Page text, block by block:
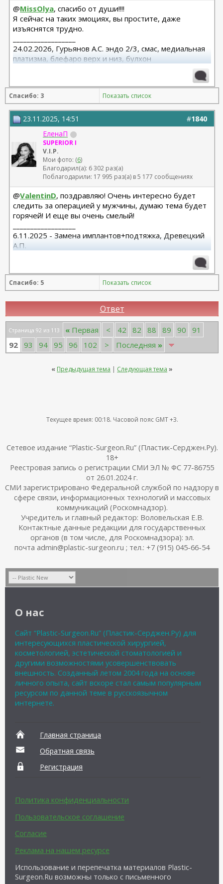
@MissOlya, спасибо от души!!!!
Я сейчас на таких эмоциях, вы простите, даже
изъяснятся трудно.
24.02.2026, Гурьянов А.С. эндо 2/3, смас, медиальная
платизма, блефаро верх и низ, булхон
08.2015, allergan 240, 255. Аврамович А.Г., Клиника СЛ
(молодости и красоты)
Спасибо: 3 Показать список
#1840
23.11.2025, 14:51
ЕленаП
SUPERIOR I
V.I.P.
Мои фото: (6)
Благодарил(а): 6 302 раз(а)
Поблагодарили: 17 995 раз(а) в 5 177 сообщениях
@ValentinD, поздравляю! Очень интересно будет
следить за операцией у мужчины, думаю тема будет
горячей! И еще вы очень смелый!
6.11.2025 - Замена имплантов+подтяжка, Древецкий
А.П.
моя тема:https://plastic-
surgeon.ru/forum/showthread.php?t=12134
Спасибо: 5 Показать список
Ответ
Страница 92 из 113 « Первая < 42 82 88 89 90
91
92 93 94 95 96 102 > Последняя »
« Предыдущая тема | Следующая тема »
Текущее время: 00:18. Часовой пояс GMT +3.
Сетевое издание “Plastic-Surgeon.Ru” (Пластик-Серджен.Ру).
18+
Реестровая запись о регистрации СМИ ЭЛ № ФС 77-86755
от 26.01.2024 г.
СМИ зарегистрировано Федеральной службой по надзору в
сфере связи, информационных технологий и массовых
коммуникаций (Роскомнадзор).
Учредитель и главный редактор: Воловельская Е.В.
Контактные данные редакции для государственных
органов (в том числе, для Роскомнадзора): эл.
почта admin@plastic-surgeon.ru ; тел.: +7 (915) 045-66-54
О нас
Сайт “Plastic-Surgeon.Ru” (Пластик-Серджен.Ру) для
интересующихся пластической хирургией,
косметологией, эстетической стоматологией и
другими возможностями усовершенствовать
внешность. Созданный летом 2004 года на основе
личного опыта, сайт вскоре стал самым популярным
ресурсом по данной теме в русскоязычном
интернете.
Главная страница
Обратная связь
Регистрация
Политика конфиденциальности
Пользовательское соглашение
Согласие
Реклама на нашем ресурсе
Использование и перепечатка материалов Plastic-
Surgeon.Ru возможны только с письменного